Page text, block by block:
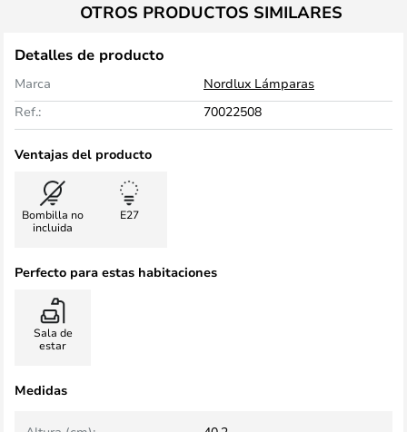
OTROS PRODUCTOS SIMILARES
Detalles de producto
Marca
Nordlux Lámparas
Ref.:
70022508
Ventajas del producto
Bombilla no
incluida
E27
Perfecto para estas habitaciones
Sala de
estar
Medidas